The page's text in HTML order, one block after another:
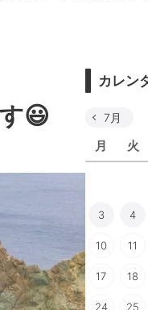
😃
カレン
月 火
7月
3 4
10 11
17 18
24 25